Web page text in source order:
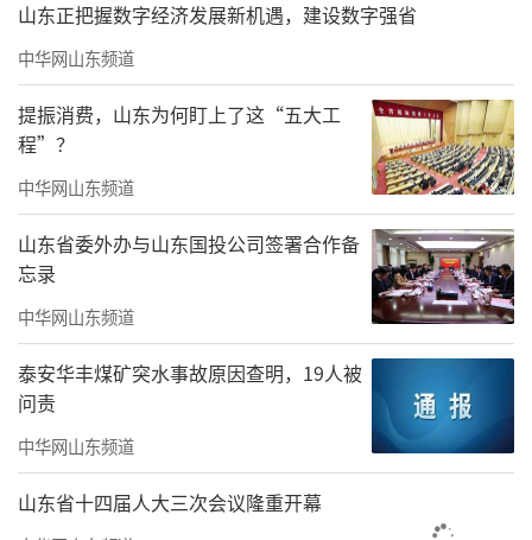
山东正把握数字经济发展新机遇，建设数字强省
中华网山东频道
提振消费，山东为何盯上了这“五大工
程”？
中华网山东频道
山东省委外办与山东国投公司签署合作备
忘录
中华网山东频道
泰安华丰煤矿突水事故原因查明，19人被
问责
中华网山东频道
山东省十四届人大三次会议隆重开幕